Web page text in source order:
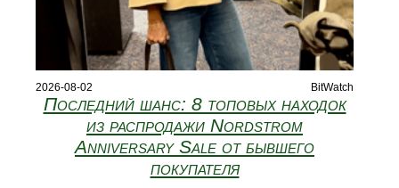
2026-08-02 BitWatch
Последний шанс: 8 топовых находок
из распродажи Nordstrom
Anniversary Sale от бывшего
покупателя